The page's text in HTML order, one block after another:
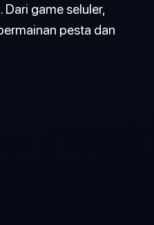
Dari game seluler,
pesta dan